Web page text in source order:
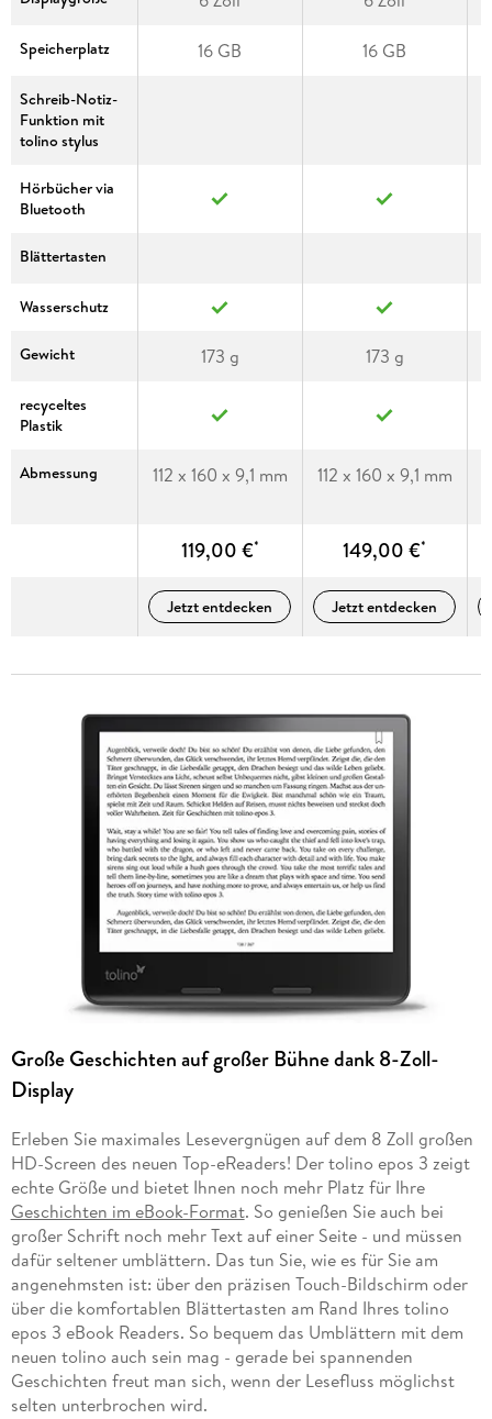
Speicherplatz 16 GB 16 GB
Schreib-Notiz-
Funktion mit
tolino stylus
Hörbücher via
Bluetooth
Blättertasten
Wasserschutz
Gewicht 173 g 173 g
recyceltes
Plastik
Abmessung 112 x 160 x 9,1 mm 112 x 160 x 9,1 mm
119,00 € 149,00 €
Jetzt entdecken Jetzt entdecken
Große Geschichten auf großer Bühne dank 8-Zoll-
Display
Erleben Sie maximales Lesevergnügen auf dem 8 Zoll großen
HD-Screen des neuen Top-eReaders! Der tolino epos 3 zeigt
echte Größe und bietet Ihnen noch mehr Platz für Ihre
Geschichten im eBook-Format. So genießen Sie auch bei
großer Schrift noch mehr Text auf einer Seite - und müssen
dafür seltener umblättern. Das tun Sie, wie es für Sie am
angenehmsten ist: über den präzisen Touch-Bildschirm oder
über die komfortablen Blättertasten am Rand Ihres tolino
epos 3 eBook Readers. So bequem das Umblättern mit dem
neuen tolino auch sein mag - gerade bei spannenden
Geschichten freut man sich, wenn der Lesefluss möglichst
selten unterbrochen wird.